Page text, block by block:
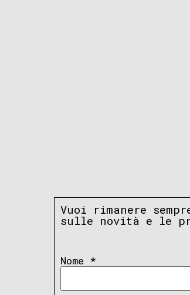
Vuoi rimanere
sulle novità e le
Nome *